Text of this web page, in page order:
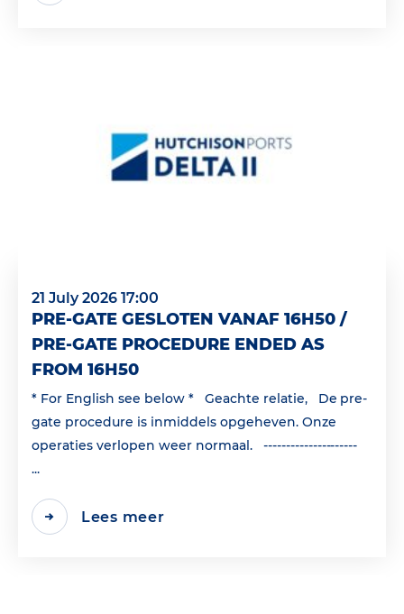
21 July 2026 17:00
PRE-GATE GESLOTEN VANAF 16H50 /
PRE-GATE PROCEDURE ENDED AS
FROM 16H50
* For English see below * Geachte relatie, De pre-
gate procedure is inmiddels opgeheven. Onze
operaties verlopen weer normaal. ---------------------
...
Lees meer